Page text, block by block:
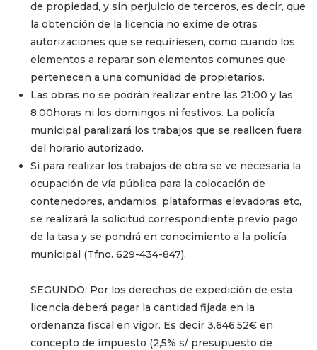
de propiedad, y sin perjuicio de terceros, es decir, que
la obtención de la licencia no exime de otras
autorizaciones que se requiriesen, como cuando los
elementos a reparar son elementos comunes que
pertenecen a una comunidad de propietarios.
Las obras no se podrán realizar entre las 21:00 y las
8:00horas ni los domingos ni festivos. La policía
municipal paralizará los trabajos que se realicen fuera
del horario autorizado.
Si para realizar los trabajos de obra se ve necesaria la
ocupación de vía pública para la colocación de
contenedores, andamios, plataformas elevadoras etc,
se realizará la solicitud correspondiente previo pago
de la tasa y se pondrá en conocimiento a la policía
municipal (Tfno. 629-434-847).
SEGUNDO: Por los derechos de expedición de esta
licencia deberá pagar la cantidad fijada en la
ordenanza fiscal en vigor. Es decir 3.646,52€ en
concepto de impuesto (2,5% s/ presupuesto de